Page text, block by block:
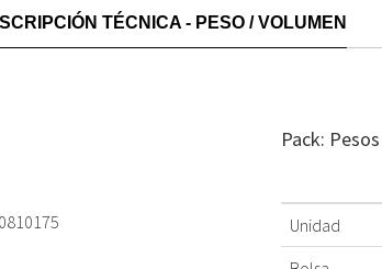
TÉCNICA - PESO / VOLUMEN
Pack:
Unidad